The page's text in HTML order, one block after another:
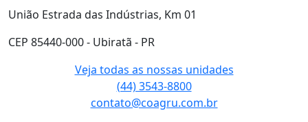
União Estrada das Indústrias, Km 01
CEP 85440-000 - Ubiratã - PR
Veja todas as nossas unidades
(44) 3543-8800
contato@coagru.com.br